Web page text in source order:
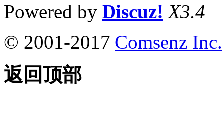
Powered by Discuz! X3.4
© 2001-2017 Comsenz Inc.
返回顶部